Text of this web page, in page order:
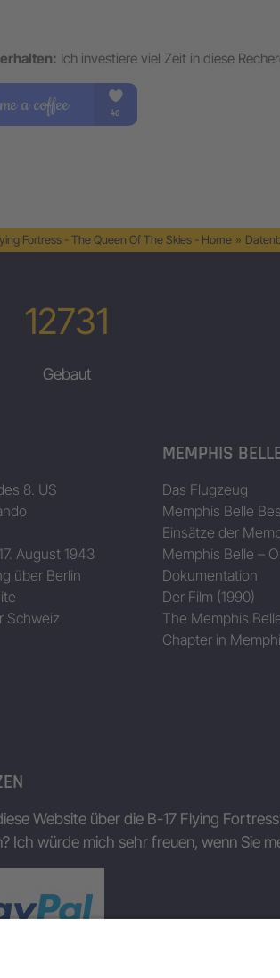
Ich investiere viel Zeit in diese
Fortress - The Queen Of The Skies - Home »
12731
Gebaut
8. US
August 1943
über Berlin
Schweiz
MEMPHIS
Das Flugzeug
Memphis Belle
Einsätze der
Memphis Belle –
Dokumentation
Der Film (1990)
The Memphis
Chapter in
Website über die B-17 Flying
Ich würde mich sehr freuen, wenn Sie